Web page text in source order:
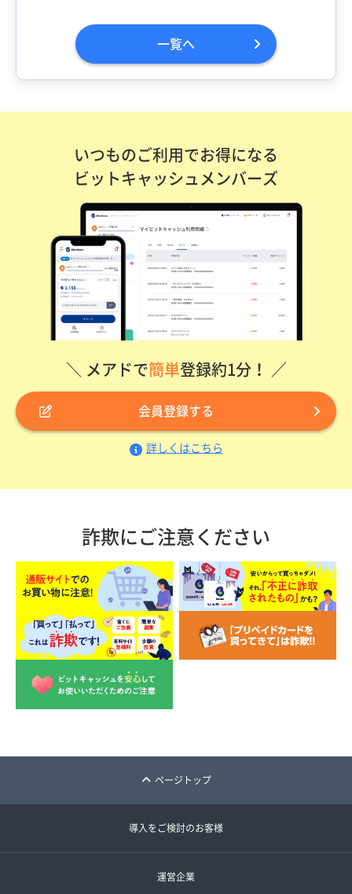
一覧へ
いつものご利用でお得になる
ビットキャッシュメンバーズ
＼ メアドで簡単登録約1分！ ／
会員登録する
詳しくはこちら
詐欺にご注意ください
ページトップ
導入をご検討のお客様
運営企業